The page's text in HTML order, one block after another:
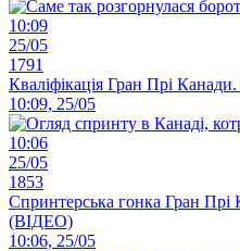
10:09
25/05
1791
Кваліфікація Гран Прі
10:09, 25/05
10:06
25/05
1853
Спринтерська гонка Гран
(ВІДЕО)
10:06, 25/05